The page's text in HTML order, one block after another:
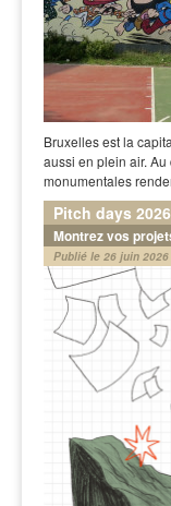
Bruxelles est la
aussi en plein air.
monumentales
Pitch days 2026
Montrez vos
Publié le 26 juin 2026